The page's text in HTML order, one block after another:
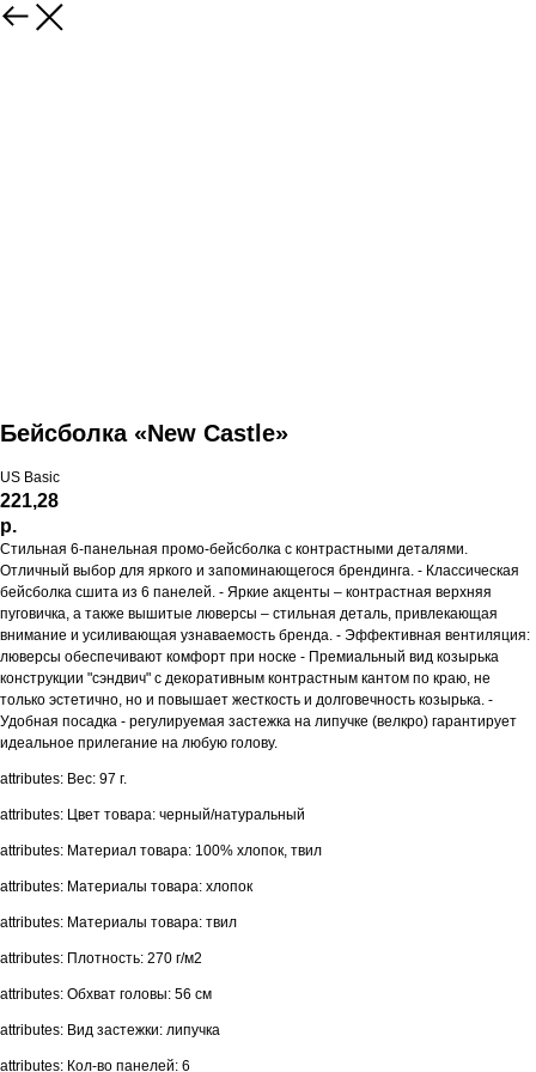
Бейсболка «New Castle»
US Basic
221,28
р.
Стильная 6-панельная промо-бейсболка с контрастными деталями.
Отличный выбор для яркого и запоминающегося брендинга. - Классическая
бейсболка сшита из 6 панелей. - Яркие акценты – контрастная верхняя
пуговичка, а также вышитые люверсы – стильная деталь, привлекающая
внимание и усиливающая узнаваемость бренда. - Эффективная вентиляция:
люверсы обеспечивают комфорт при носке - Премиальный вид козырька
конструкции "сэндвич" с декоративным контрастным кантом по краю, не
только эстетично, но и повышает жесткость и долговечность козырька. -
Удобная посадка - регулируемая застежка на липучке (велкро) гарантирует
идеальное прилегание на любую голову.
attributes: Вес: 97 г.
attributes: Цвет товара: черный/натуральный
attributes: Материал товара: 100% хлопок, твил
attributes: Материалы товара: хлопок
attributes: Материалы товара: твил
attributes: Плотность: 270 г/м2
attributes: Обхват головы: 56 см
attributes: Вид застежки: липучка
attributes: Кол-во панелей: 6